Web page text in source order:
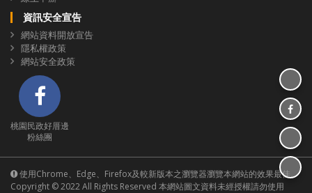
分
分
分
分
資訊安全宣告
網站資料開放宣告
隱私權政策
網站安全政策
桃園民政好厝邊 粉絲團
桃園民政好厝邊
粉絲團
登入系統
使用Chrome、Edge、Firefox及較新版本之瀏覽器瀏覽本網站的效果最佳。
Copyright © 2022 All Rights Reserved 本網站圖文資料未經授權請勿使用